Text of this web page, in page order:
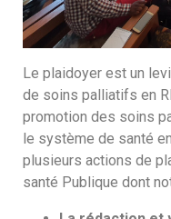
Le plaidoyer est un
de soins palliatifs en
promotion des soins
le système de santé
plusieurs actions de
santé Publique dont